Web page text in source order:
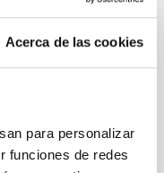
Acerca de las cookies
para personalizar
funciones de redes
instrucciones que se
oficial en nuestra